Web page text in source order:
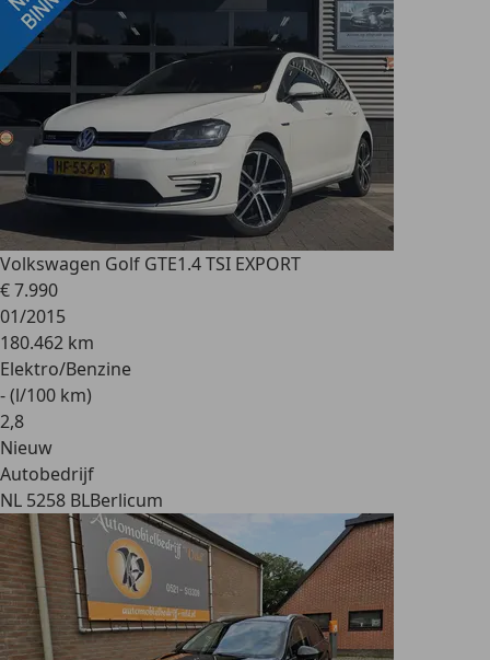
Volkswagen Golf GTE1.4 TSI EXPORT
€ 7.990
01/2015
180.462 km
Elektro/Benzine
- (l/100 km)
2,8
Nieuw
Autobedrijf
NL 5258 BLBerlicum